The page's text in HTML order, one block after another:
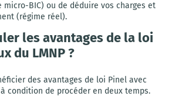
micro-BIC) ou de déduire vos charges et
(régime réel).
les avantages de la loi
du LMNP ?
des avantages de loi Pinel avec
condition de procéder en deux temps.